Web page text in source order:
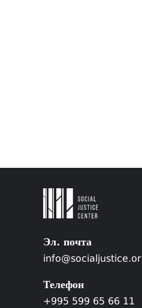
Эл. почта
Телефон
+995 599 65 66 11